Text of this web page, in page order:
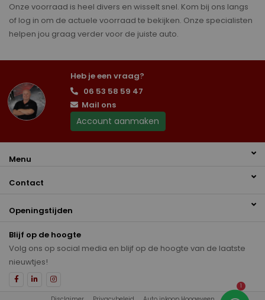
Onze voorraad is heel divers en wisselt snel. Kom bij ons langs
of log in om de actuele voorraad te bekijken. Onze specialisten
helpen jou graag verder voor de juiste auto.
Heb je een vraag?
06 53 58 59 47
Mail ons
Account aanmaken
Menu
Contact
Openingstijden
Blijf op de hoogte
Volg ons op social media en blijf op de hoogte van de laatste
nieuwtjes!
1